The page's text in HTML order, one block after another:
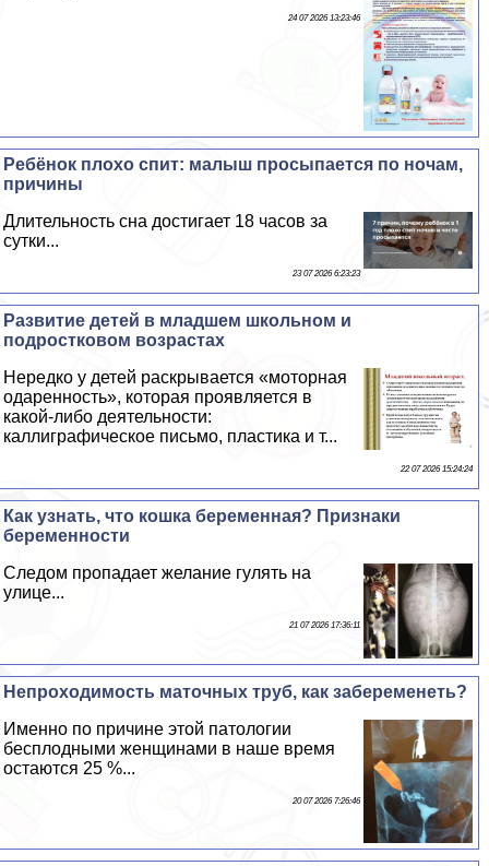
24 07 2026 13:23:46
Ребёнок плохо спит: малыш просыпается по ночам,
причины
Длительность сна достигает 18 часов за
сутки...
23 07 2026 6:23:23
Развитие детей в младшем школьном и
подростковом возрастах
Нередко у детей раскрывается «моторная
одаренность», которая проявляется в
какой-либо деятельности:
каллиграфическое письмо, пластика и т...
22 07 2026 15:24:24
Как узнать, что кошка беременная? Признаки
беременности
Следом пропадает желание гулять на
улице...
21 07 2026 17:36:11
Непроходимость маточных труб, как забеременеть?
Именно по причине этой патологии
бесплодными женщинами в наше время
остаются 25 %...
20 07 2026 7:26:46